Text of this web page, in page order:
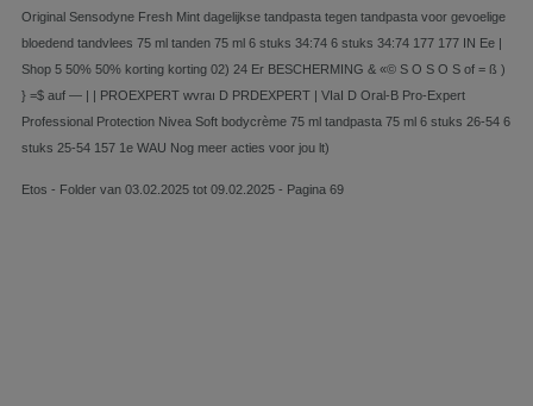
Original Sensodyne Fresh Mint dagelijkse tandpasta tegen tandpasta voor gevoelige
bloedend tandvlees 75 ml tanden 75 ml 6 stuks 34:74 6 stuks 34:74 177 177 IN Ee |
Shop 5 50% 50% korting korting 02) 24 Er BESCHERMING & «© S O S O S of = ß )
} =$ auf — | | PROEXPERT wvraı D PRDEXPERT | VIaI D Oral-B Pro-Expert
Professional Protection Nivea Soft bodycrème 75 ml tandpasta 75 ml 6 stuks 26-54 6
stuks 25-54 157 1e WAU Nog meer acties voor jou lt)
Etos - Folder van 03.02.2025 tot 09.02.2025 - Pagina 69